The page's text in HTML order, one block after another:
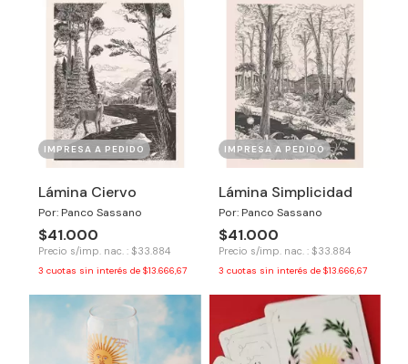
IMPRESA A PEDIDO
Lámina Ciervo
Por: Panco Sassano
$41.000
Precio s/imp. nac. : $33.884
3 cuotas sin interés de $13.666,67
IMPRESA A PEDIDO
Lámina Simplicidad
Por: Panco Sassano
$41.000
Precio s/imp. nac. : $33.884
3 cuotas sin interés de $13.666,67